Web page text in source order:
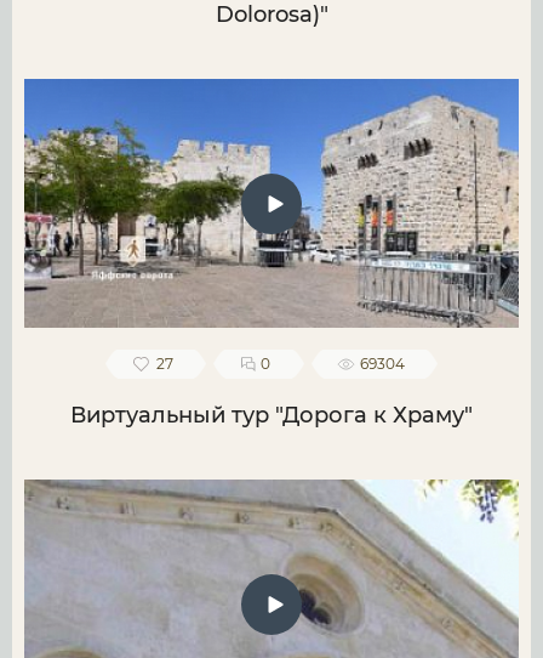
Dolorosa)"
27 0 69304
Виртуальный тур "Дорога к Храму"